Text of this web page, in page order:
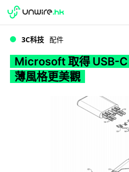
WWDC 2026
3C科技 配件
Microsoft 取得 USB-C
薄風格更美觀